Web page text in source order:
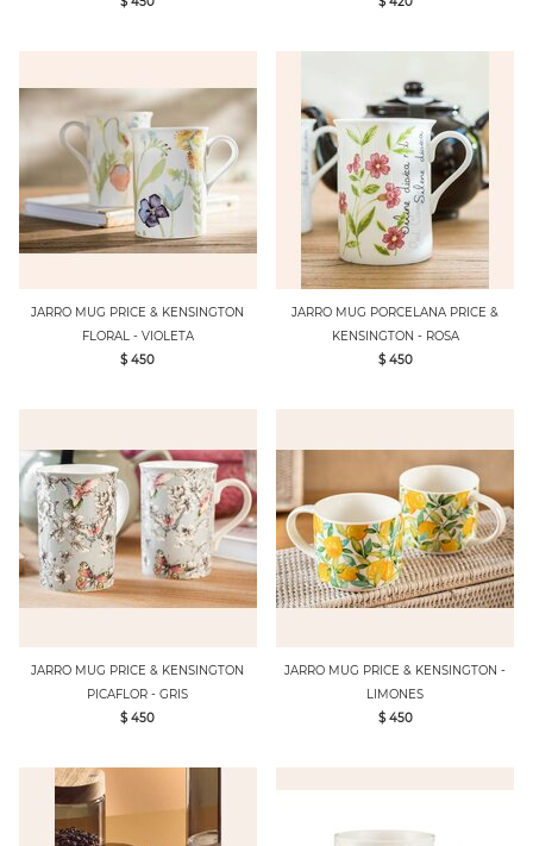
JARRO MUG PRICE & KENSINGTON
FLORAL - VIOLETA
$ 450
JARRO MUG PORCELANA PRICE &
KENSINGTON - ROSA
$ 450
JARRO MUG PRICE & KENSINGTON
PICAFLOR - GRIS
$ 450
JARRO MUG PRICE & KENSINGTON -
LIMONES
$ 450